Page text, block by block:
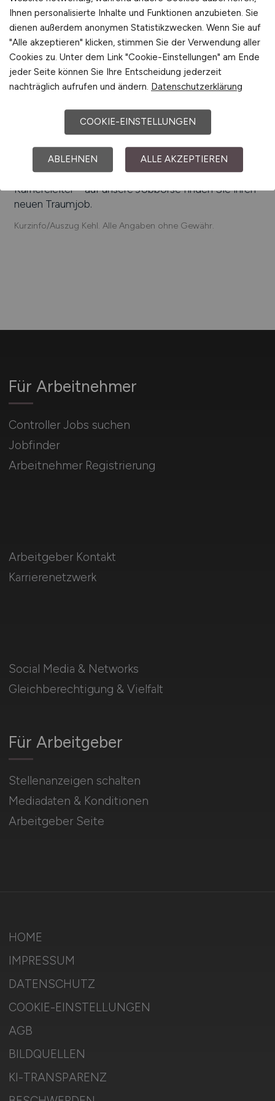
Jobangebote bieten:Gartner Speditions GmbH,
Badische Stahlwerke GmbH, Bürstner GmbH & Co.
KG, MSG Krandienst GmbH, EuroPrintPartner
GmbH & Co. KG, Ortenau Klinikum – Offenburg-
Kehl, Raiffeisen Kraftfutterwerk Kehl, Koehler Kehl
GmbH, PressTrade AG
Umgebung suchen. Informieren Sie sich auf unserem
Stellenmarkt über Jobangebote und
Karriereperspektiven in Kehl.
Machen Sie den nächsten Schritt auf der
Karriereleiter – auf unsere Jobbörse finden Sie ihren
neuen Traumjob.
Kurzinfo/Auszug Kehl. Alle Angaben ohne Gewähr.
Für Arbeitnehmer
Controller Jobs suchen
Jobfinder
Arbeitnehmer Registrierung
Social Media & Networks
Gleichberechtigung & Vielfalt
Für Arbeitgeber
Stellenanzeigen schalten
Mediadaten & Konditionen
Arbeitgeber Seite
Arbeitgeber Kontakt
Karrierenetzwerk
HOME
IMPRESSUM
DATENSCHUTZ
COOKIE-EINSTELLUNGEN
AGB
BILDQUELLEN
KI-TRANSPARENZ
Ihnen personalisierte Inhalte und Funktionen anzubieten. Sie
dienen außerdem anonymen Statistikzwecken. Wenn Sie auf
"Alle akzeptieren" klicken, stimmen Sie der Verwendung aller
Cookies zu. Unter dem Link "Cookie-Einstellungen" am Ende
jeder Seite können Sie Ihre Entscheidung jederzeit
nachträglich aufrufen und ändern. Datenschutzerklärung
COOKIE-EINSTELLUNGEN
ABLEHNEN ALLE AKZEPTIEREN